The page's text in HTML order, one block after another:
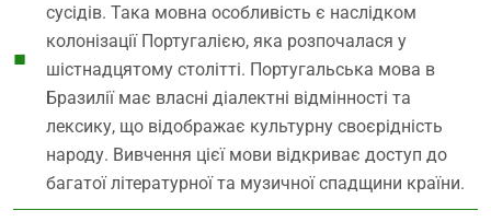
сусідів. Така мовна особливість є наслідком
колонізації Португалією, яка розпочалася у
шістнадцятому столітті. Португальська мова в
Бразилії має власні діалектні відмінності та
лексику, що відображає культурну своєрідність
народу. Вивчення цієї мови відкриває доступ до
багатої літературної та музичної спадщини країни.